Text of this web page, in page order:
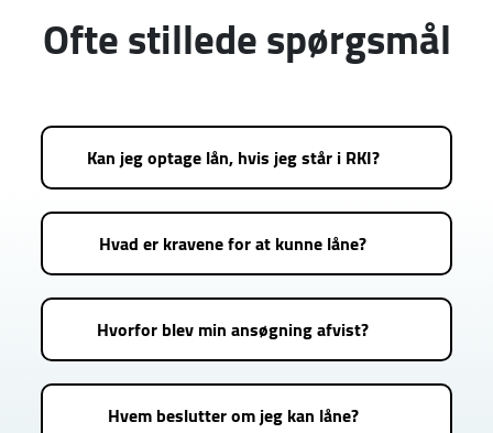
Ofte stillede spørgsmål
Kan jeg optage lån, hvis jeg står i RKI?
Hvad er kravene for at kunne låne?
Hvorfor blev min ansøgning afvist?
Hvem beslutter om jeg kan låne?